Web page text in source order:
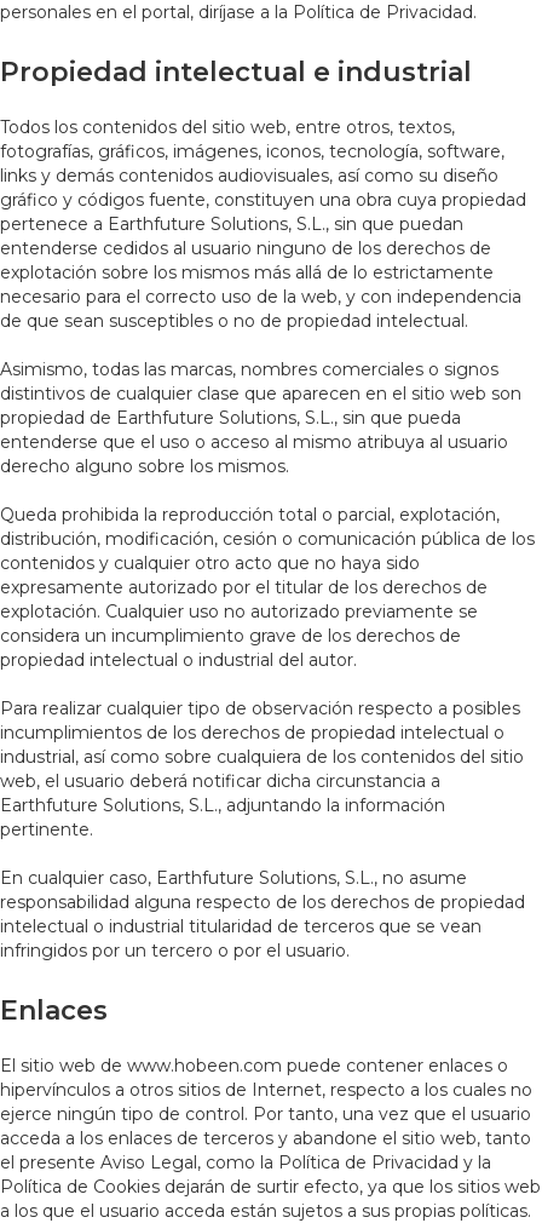
personales en el portal, diríjase a la Política de Privacidad.
Propiedad intelectual e industrial
Todos los contenidos del sitio web, entre otros, textos,
fotografías, gráficos, imágenes, iconos, tecnología, software,
links y demás contenidos audiovisuales, así como su diseño
gráfico y códigos fuente, constituyen una obra cuya propiedad
pertenece a Earthfuture Solutions, S.L., sin que puedan
entenderse cedidos al usuario ninguno de los derechos de
explotación sobre los mismos más allá de lo estrictamente
necesario para el correcto uso de la web, y con independencia
de que sean susceptibles o no de propiedad intelectual.
Asimismo, todas las marcas, nombres comerciales o signos
distintivos de cualquier clase que aparecen en el sitio web son
propiedad de Earthfuture Solutions, S.L., sin que pueda
entenderse que el uso o acceso al mismo atribuya al usuario
derecho alguno sobre los mismos.
Queda prohibida la reproducción total o parcial, explotación,
distribución, modificación, cesión o comunicación pública de los
contenidos y cualquier otro acto que no haya sido
expresamente autorizado por el titular de los derechos de
explotación. Cualquier uso no autorizado previamente se
considera un incumplimiento grave de los derechos de
propiedad intelectual o industrial del autor.
Para realizar cualquier tipo de observación respecto a posibles
incumplimientos de los derechos de propiedad intelectual o
industrial, así como sobre cualquiera de los contenidos del sitio
web, el usuario deberá notificar dicha circunstancia a
Earthfuture Solutions, S.L., adjuntando la información
pertinente.
En cualquier caso, Earthfuture Solutions, S.L., no asume
responsabilidad alguna respecto de los derechos de propiedad
intelectual o industrial titularidad de terceros que se vean
infringidos por un tercero o por el usuario.
Enlaces
El sitio web de www.hobeen.com puede contener enlaces o
hipervínculos a otros sitios de Internet, respecto a los cuales no
ejerce ningún tipo de control. Por tanto, una vez que el usuario
acceda a los enlaces de terceros y abandone el sitio web, tanto
el presente Aviso Legal, como la Política de Privacidad y la
Política de Cookies dejarán de surtir efecto, ya que los sitios web
a los que el usuario acceda están sujetos a sus propias políticas.